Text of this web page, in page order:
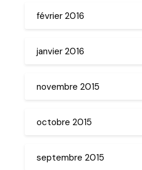
février 2016
janvier 2016
novembre 2015
octobre 2015
septembre 2015